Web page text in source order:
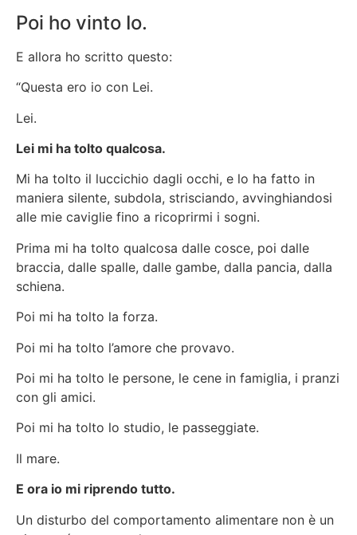
Poi ho vinto Io.
E allora ho scritto questo:
“Questa ero io con Lei.
Lei.
Lei mi ha tolto qualcosa.
Mi ha tolto il luccichio dagli occhi, e lo ha fatto in
maniera silente, subdola, strisciando, avvinghiandosi
alle mie caviglie fino a ricoprirmi i sogni.
Prima mi ha tolto qualcosa dalle cosce, poi dalle
braccia, dalle spalle, dalle gambe, dalla pancia, dalla
schiena.
Poi mi ha tolto la forza.
Poi mi ha tolto l’amore che provavo.
Poi mi ha tolto le persone, le cene in famiglia, i pranzi
con gli amici.
Poi mi ha tolto lo studio, le passeggiate.
Il mare.
E ora io mi riprendo tutto.
Un disturbo del comportamento alimentare non è un